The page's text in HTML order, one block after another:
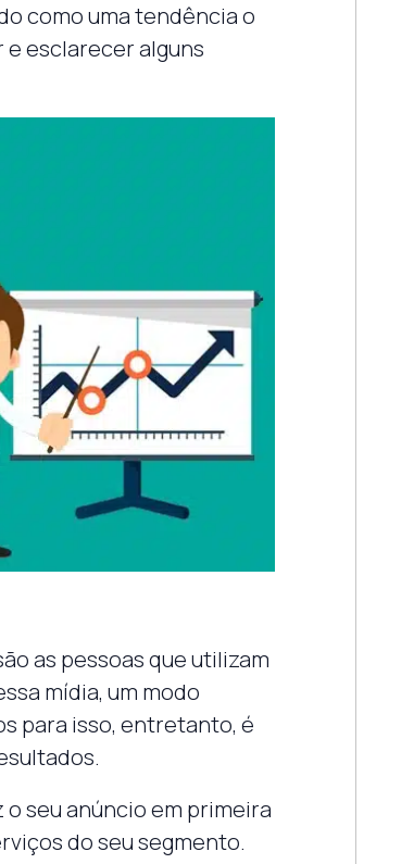
como uma tendência o
esclarecer alguns
as pessoas que utilizam
mídia, um modo
para isso, entretanto, é
seu anúncio em primeira
do seu segmento.